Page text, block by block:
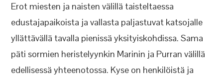
Erot miesten ja naisten välillä taisteltaessa
edustajapaikoista ja vallasta paljastuvat katsojalle
yllättävällä tavalla pienissä yksityiskohdissa. Sama
päti sormien heristelyynkin Marinin ja Purran välillä
edellisessä yhteenotossa. Kyse on henkilöistä ja